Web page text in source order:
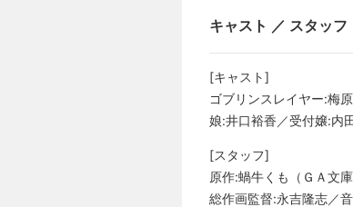
キャスト ／ スタッフ
[キャスト]
ゴブリンスレイヤー:梅
娘:井口裕香／受付嬢:内
[スタッフ]
原作:蝸牛くも（ＧＡ文
総作画監督:永吉隆志／